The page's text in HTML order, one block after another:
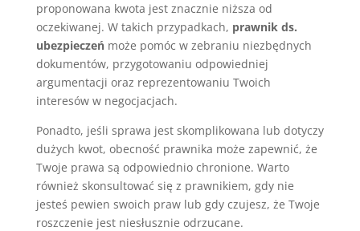
proponowana kwota jest znacznie niższa od
oczekiwanej. W takich przypadkach, prawnik ds.
ubezpieczeńmoże pomóc w zebraniu niezbędnych
dokumentów, przygotowaniu odpowiedniej
argumentacji oraz reprezentowaniu Twoich
interesów w negocjacjach.
Ponadto, jeśli sprawa jest skomplikowana lub dotyczy
dużych kwot, obecność prawnika może zapewnić, że
Twoje prawa są odpowiednio chronione. Warto
również skonsultować się z prawnikiem, gdy nie
jesteś pewien swoich praw lub gdy czujesz, że Twoje
roszczenie jest niesłusznie odrzucane.